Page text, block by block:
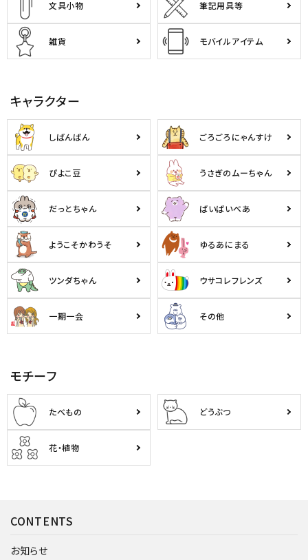
文具小物 筆記用具等
雑貨 モバイルアイテム
キャラクター
しばんばん ごろごろにゃんすけ
ぴよこ豆 うさぎのムーちゃん
だっとちゃん ばいばいべあ
ようこそかわうそ ゆるあにまる
ツンダちゃん ウサコレフレンズ
一期一会 その他
モチーフ
たべもの どうぶつ
花・植物
CONTENTS
お知らせ